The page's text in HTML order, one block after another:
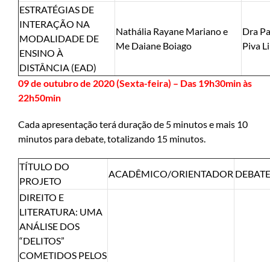
ESTRATÉGIAS DE
INTERAÇÃO NA
MODALIDADE DE
ENSINO À
DISTÂNCIA (EAD)
Nathália Rayane Mariano e
Me Daiane Boiago
Dra
Piva
09 de outubro de 2020 (Sexta-feira) – Das 19h30min às
22h50min
Cada apresentação terá duração de 5 minutos e mais 10
minutos para debate, totalizando 15 minutos.
TÍTULO DO
PROJETO
ACADÊMICO/ORIENTADOR
DIREITO E
LITERATURA: UMA
ANÁLISE DOS
“DELITOS”
COMETIDOS PELOS